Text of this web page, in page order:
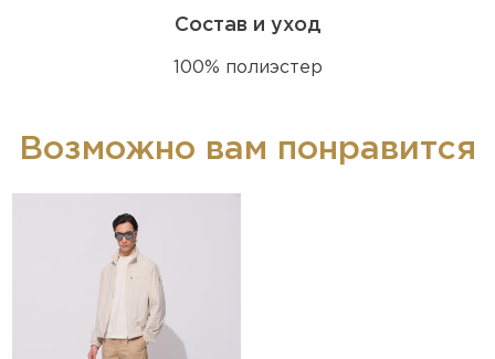
Состав и уход
100% полиэстер
Возможно вам понравится